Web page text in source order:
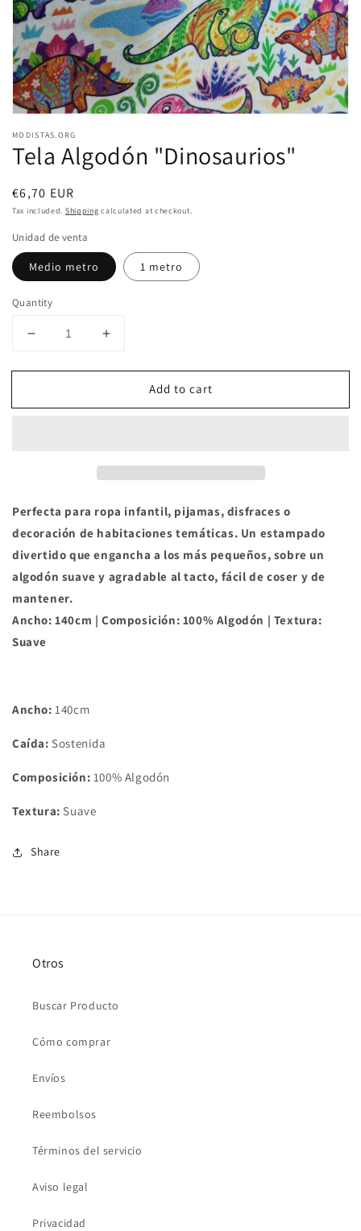
view
MODISTAS.ORG
Tela Algodón "Dinosaurios"
Regular
price
€6,70 EUR
Tax included. Shipping calculated at checkout.
Unidad de venta
Medio metro 1 metro
Quantity
Decrease
for
Algodón
Increase
for
Algodón
Add to cart
Perfecta para ropa infantil, pijamas, disfraces o
decoración de habitaciones temáticas. Un estampado
divertido que engancha a los más pequeños, sobre un
algodón suave y agradable al tacto, fácil de coser y de
mantener.
Ancho: 140cm | Composición: 100% Algodón | Textura:
Suave
Ancho:140cm
Caída: Sostenida
Composición: 100% Algodón
Textura: Suave
Share
Otros
Buscar Producto
Cómo comprar
Envíos
Reembolsos
Términos del servicio
Aviso legal
Privacidad